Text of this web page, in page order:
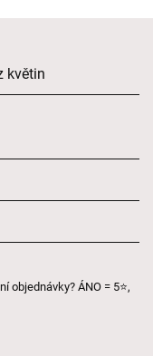
květin
objednávky? ÁNO = 5⭐,